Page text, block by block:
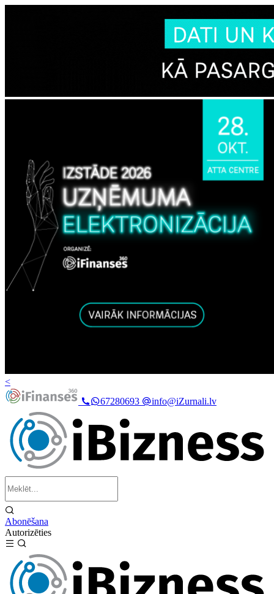
<
67280693
info@iZurnali.lv
Abonēšana
Autorizēties